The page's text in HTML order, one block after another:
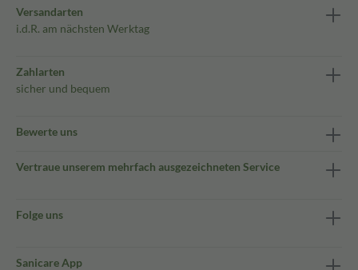
Versandarten
i.d.R. am nächsten Werktag
Zahlarten
sicher und bequem
Bewerte uns
Vertraue unserem mehrfach ausgezeichneten Service
Folge uns
Sanicare App